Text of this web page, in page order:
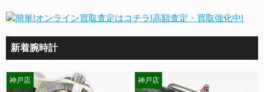
新着腕時計
神戸店 神戸店